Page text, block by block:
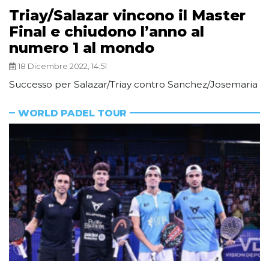
Triay/Salazar vincono il Master
Final e chiudono l’anno al
numero 1 al mondo
18 Dicembre 2022, 14:51
Successo per Salazar/Triay contro Sanchez/Josemaria
WORLD PADEL TOUR